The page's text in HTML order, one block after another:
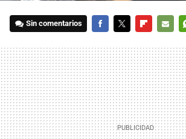
Sin comentarios
MAIL